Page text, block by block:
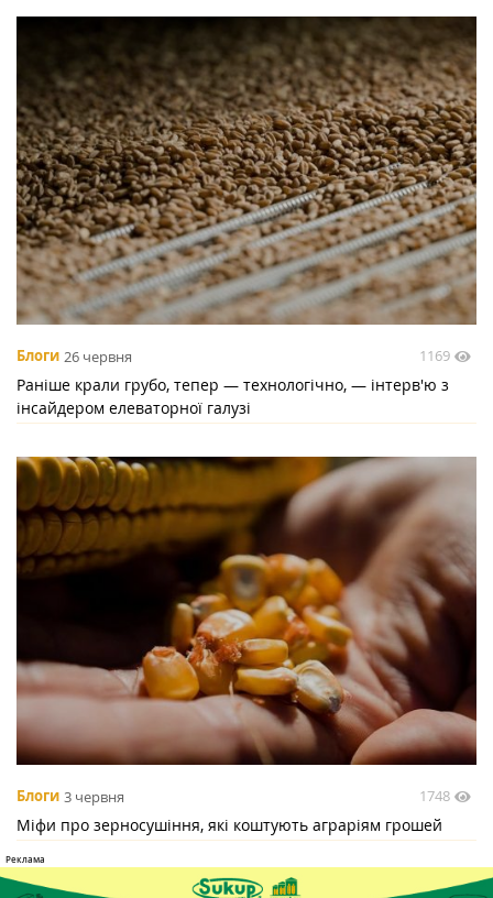
Блоги 26 червня 1169
Раніше крали грубо, тепер — технологічно, — інтерв'ю з
інсайдером елеваторної галузі
Блоги 3 червня 1748
Міфи про зерносушіння, які коштують аграріям грошей